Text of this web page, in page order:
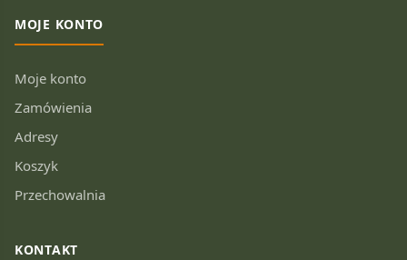
MOJE KONTO
Moje konto
Zamówienia
Adresy
Koszyk
Przechowalnia
KONTAKT